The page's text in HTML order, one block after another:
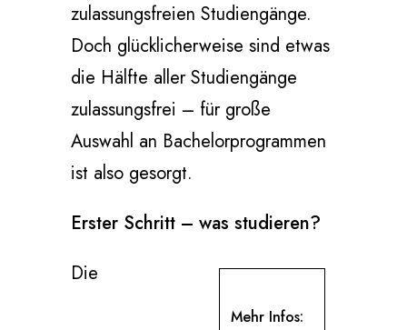
zulassungsfreien Studiengänge.
Doch glücklicherweise sind etwas
die Hälfte aller Studiengänge
zulassungsfrei – für große
Auswahl an Bachelorprogrammen
ist also gesorgt.
Erster Schritt – was studieren?
Mehr Infos:
Die